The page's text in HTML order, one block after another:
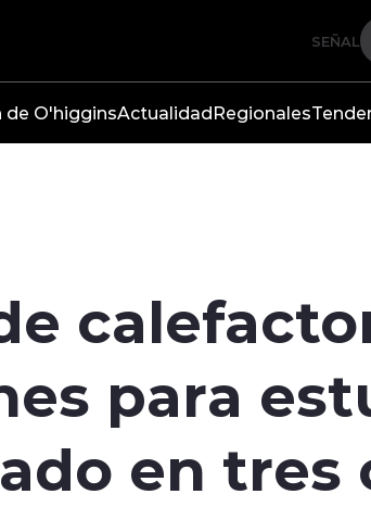
SEÑAL
de O'higginsActualidadRegionales
para
en tres